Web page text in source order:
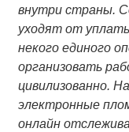
внутри страны.
уходят от
некого единого
организовать
цивилизованно.
электронные
онлайн